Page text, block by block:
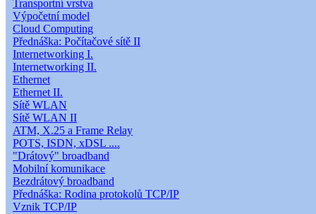
Transportní vrstva
Výpočetní model
Cloud Computing
Přednáška: Počítačové sítě II
Internetworking I.
Internetworking II.
Ethernet
Ethernet II.
Sítě WLAN
Sítě WLAN II
ATM, X.25 a Frame Relay
POTS, ISDN, xDSL ....
"Drátový" broadband
Mobilní komunikace
Bezdrátový broadband
Přednáška: Rodina protokolů TCP/IP
Vznik TCP/IP